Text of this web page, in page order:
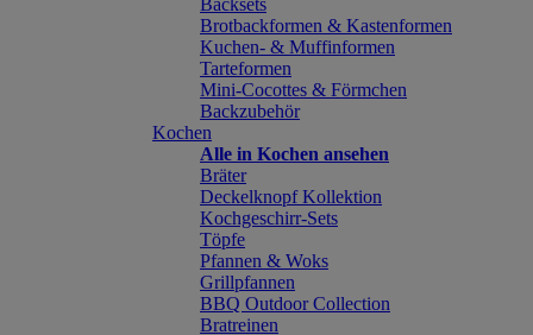
Backsets
Brotbackformen & Kastenformen
Kuchen- & Muffinformen
Tarteformen
Mini-Cocottes & Förmchen
Backzubehör
Kochen
Alle in Kochen ansehen
Bräter
Deckelknopf Kollektion
Kochgeschirr-Sets
Töpfe
Pfannen & Woks
Grillpfannen
BBQ Outdoor Collection
Bratreinen